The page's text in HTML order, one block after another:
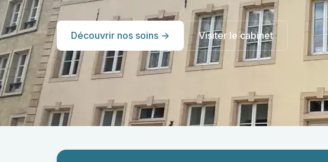
Découvrir nos soins → Visiter le cabinet